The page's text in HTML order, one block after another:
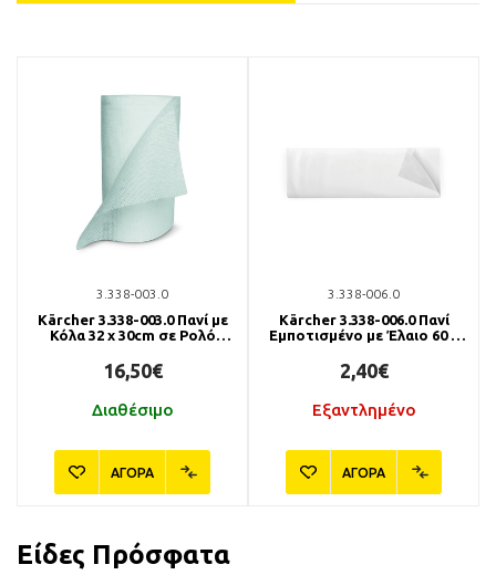
3.338-003.0
Kärcher 3.338-003.0 Πανί με
Κόλα 32 x 30cm σε Ρολό
16,50€
Διαθέσιμο
ΑΓΟΡΑ
3.338-006.0
Kärcher 3.338-006.0 Πανί
Εμποτισμένο με Έλαιο 60 x
2,40€
Εξαντλημένο
ΑΓΟΡΑ
Είδες Πρόσφατα